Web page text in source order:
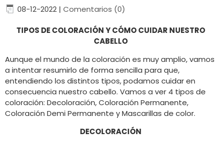
08-12-2022 | Comentarios (0)
TIPOS DE COLORACIÓN Y CÓMO CUIDAR NUESTRO
CABELLO
Aunque el mundo de la coloración es muy amplio, vamos
a intentar resumirlo de forma sencilla para que,
entendiendo los distintos tipos, podamos cuidar en
consecuencia nuestro cabello. Vamos a ver 4 tipos de
coloración: Decoloración, Coloración Permanente,
Coloración Demi Permanente y Mascarillas de color.
DECOLORACIÓN